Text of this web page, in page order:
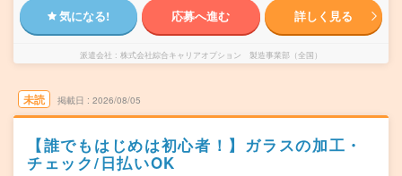
気になる! 応募へ進む 詳しく見る
派遣会社 株式会社綜合キャリアオプション 製造事業部（全国）
未読 掲載日 2026/08/05
【誰でもはじめは初心者！】ガラスの加工・
チェック/日払いOK